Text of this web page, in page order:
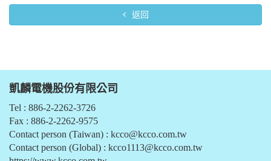
返回
凱麟電機股份有限公司
Tel : 886-2-2262-3726
Fax : 886-2-2262-9575
Contact person (Taiwan) : kcco@kcco.com.tw
Contact person (Global) : kcco1113@kcco.com.tw